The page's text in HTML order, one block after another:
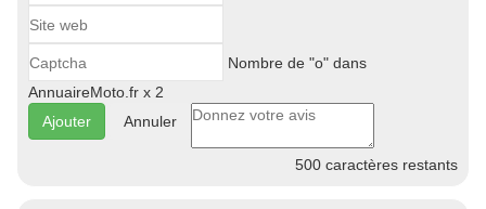
Nombre de "o" dans
AnnuaireMoto.fr x 2
Annuler
500 caractères restants